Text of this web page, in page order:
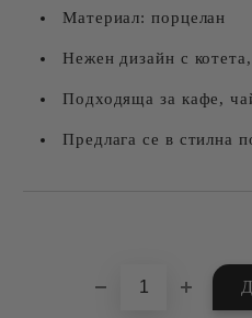
Материал: порцелан
Нежен дизайн с
Подходяща за кафе,
Предлага се в стилна